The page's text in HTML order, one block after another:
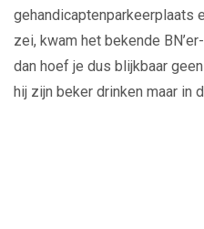
gehandicaptenparkeerplaats
zei, kwam het bekende
dan hoef je dus blijkbaar
hij zijn beker drinken maar in